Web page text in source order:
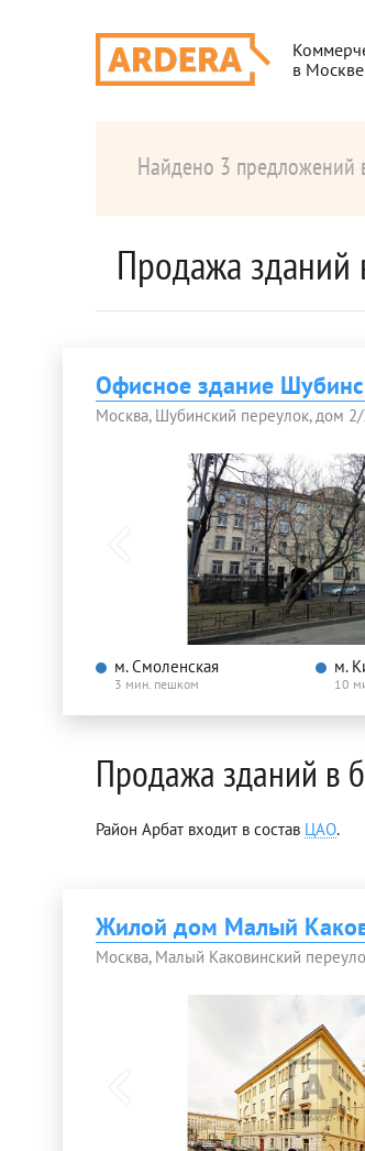
в
Найдено 3 предложений
Продажа зданий
Офисное здание
Москва, Шубинский переулок, дом
м. Смоленская
3 мин. пешком
м.
10
Продажа зданий в
Район Арбат входит в состав ЦАО.
Жилой дом Малый
Москва, Малый Каковинский